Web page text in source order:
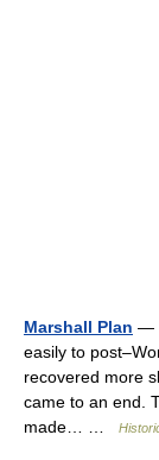
Marshall Plan —
easily to
recovered more
came to an end.
made… …